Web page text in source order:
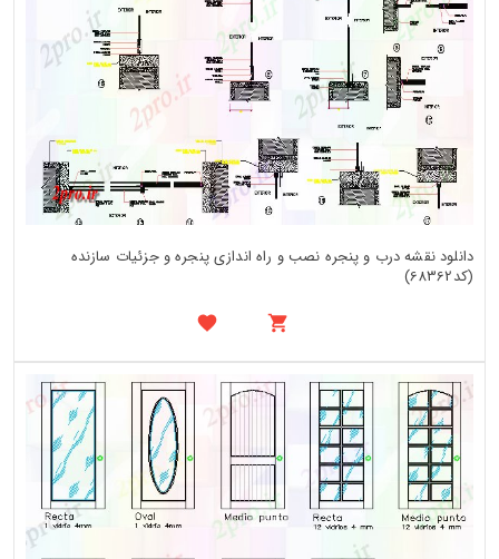
دانلود نقشه درب و پنجره نصب و راه اندازی پنجره و جزئیات سازنده
(کد68362)